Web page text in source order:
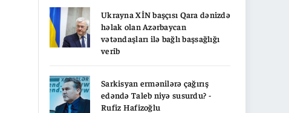
Ukrayna XİN başçısı Qara dənizdə
həlak olan Azərbaycan
vətəndaşları ilə bağlı başsağlığı
verib
Sarkisyan ermənilərə çağırış
edəndə Taleb niyə susurdu? -
Rufiz Hafizoğlu